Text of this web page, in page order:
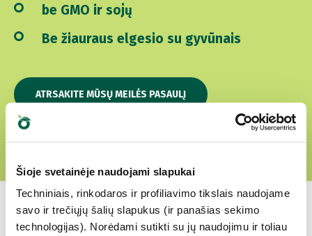
Šioje svetainėje naudojami slapukai
Techniniais, rinkodaros ir profiliavimo tikslais naudojame
savo ir trečiųjų šalių slapukus (ir panašias sekimo
technologijas). Norėdami sutikti su jų naudojimu ir toliau
be GMO ir sojų
Be žiauraus elgesio su gyvūnais
ATRSAKITE MŪSŲ MEILĖS PASAULĮ